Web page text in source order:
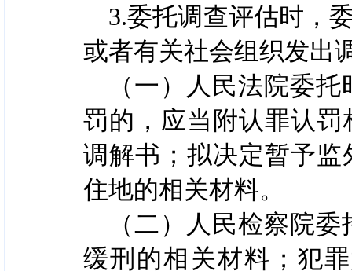
3.委托调查评估时，
或者有关社会组织发出
（一）人民法院委
罚的，应当附认罪认
调解书；拟决定暂予
住地的相关材料。
（二）人民检察院
缓刑的相关材料；犯